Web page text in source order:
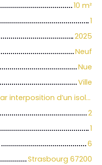
10 m²
1
2025
Neuf
Nue
Ville
isolation thermique par interposition d’un isolant sous la chape ou par réalisation d’un flocage projeté en sous-face de dalle.
2
1
6
Strasbourg 67200